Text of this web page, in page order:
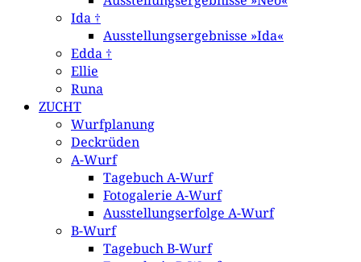
Ida †
Ausstellungsergebnisse »Ida«
Edda †
Ellie
Runa
ZUCHT
Wurfplanung
Deckrüden
A-Wurf
Tagebuch A-Wurf
Fotogalerie A-Wurf
Ausstellungserfolge A-Wurf
B-Wurf
Tagebuch B-Wurf